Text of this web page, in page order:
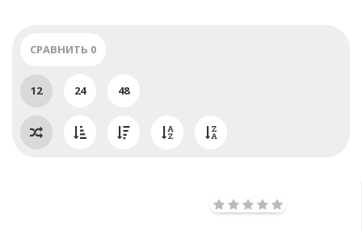
СРАВНИТЬ 0
12 24 48